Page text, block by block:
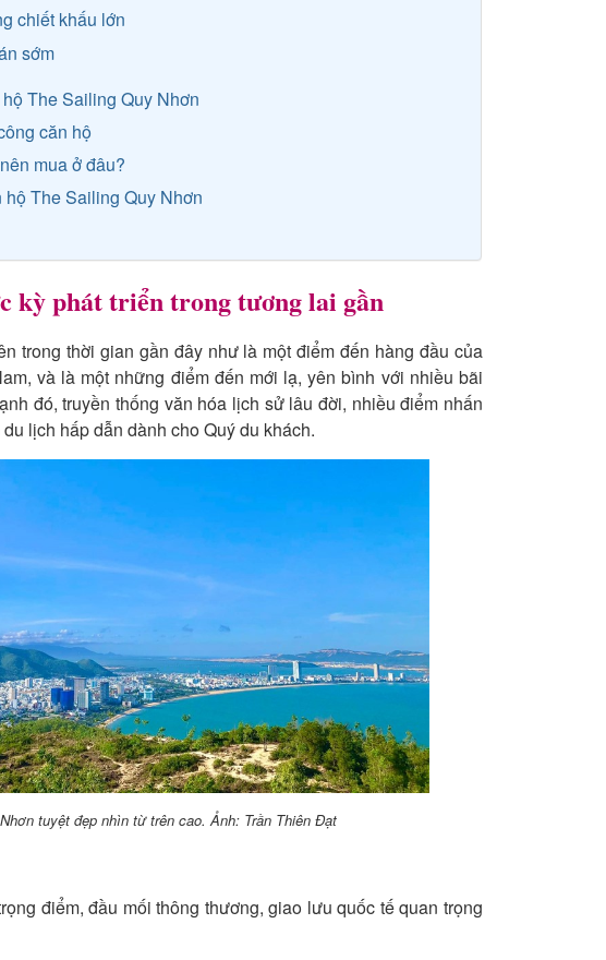
chiết khấu lớn
sớm
The Sailing Quy Nhơn
căn hộ
mua ở đâu?
The Sailing Quy Nhơn
kỳ phát triển trong tương lai gần
trong thời gian gần đây như là một điểm đến hàng đầu của
và là một những điểm đến mới lạ, yên bình với nhiều bãi
đó, truyền thống văn hóa lịch sử lâu đời, nhiều điểm nhấn
lịch hấp dẫn dành cho Quý du khách.
tuyệt đẹp nhìn từ trên cao. Ảnh: Trần Thiên Đạt
điểm, đầu mối thông thương, giao lưu quốc tế quan trọng